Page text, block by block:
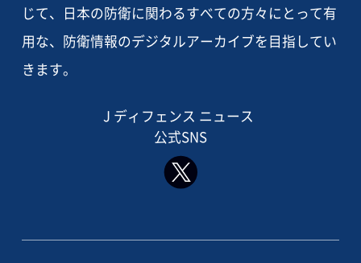
じて、日本の防衛に関わるすべての方々にとって有
用な、防衛情報のデジタルアーカイブを目指してい
きます。
J ディフェンス ニュース
公式SNS